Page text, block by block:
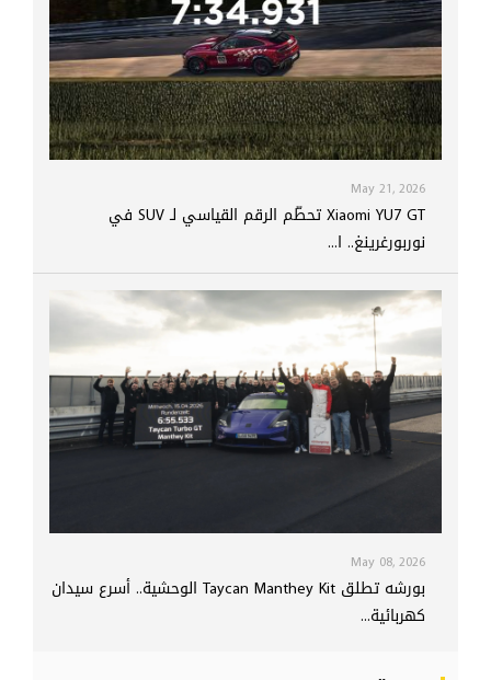
May 21, 2026
Xiaomi YU7 GT تحطّم الرقم القياسي لـ SUV في
نوربورغرينغ.. ا...
May 08, 2026
بورشه تطلق Taycan Manthey Kit الوحشية.. أسرع سيدان
كهربائية...